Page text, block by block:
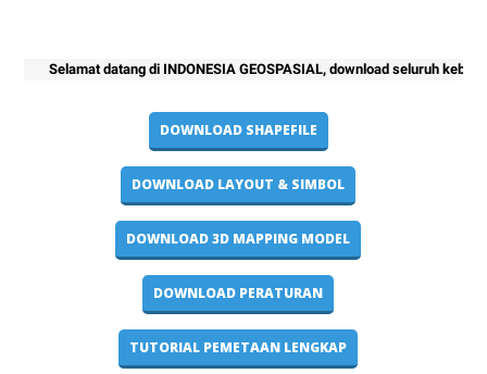
Selamat datang di INDONESIA GEOSPASIAL, download seluruh
DOWNLOAD SHAPEFILE
DOWNLOAD LAYOUT & SIMBOL
DOWNLOAD 3D MAPPING MODEL
DOWNLOAD PERATURAN
TUTORIAL PEMETAAN LENGKAP